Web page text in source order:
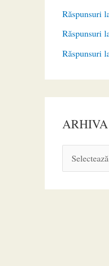
Răspunsuri
Răspunsuri
Răspunsuri
R
H